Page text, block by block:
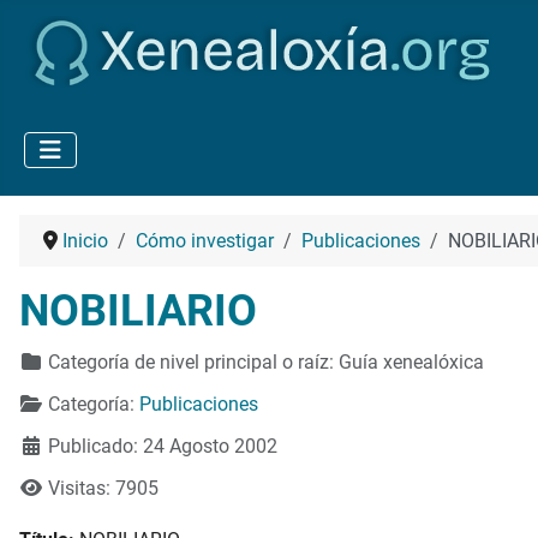
Inicio Cómo investigar Publicaciones
NOBILIARIO
Detalles
Categoría de nivel principal o raíz: Guía xenealóxica
Categoría: Publicaciones
Publicado: 24 Agosto 2002
Visitas: 7905